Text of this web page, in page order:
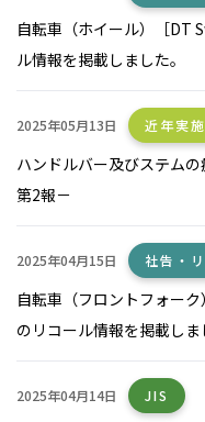
自転車（ホイール）［DT
ル情報を掲載しました。
2025年05月13日 近年実
ハンドルバー及びステム
第2報－
2025年04月15日 社告・
自転車（フロントフォーク
のリコール情報を掲載しま
2025年04月14日 JIS